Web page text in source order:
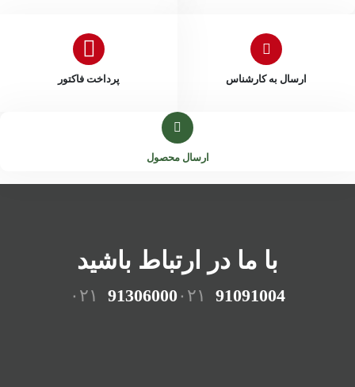
ارسال به کارشناس پرداخت فاکتور
ارسال محصول
با ما در ارتباط باشید
۰۲۱ 91091004 ۰۲۱ 91306000